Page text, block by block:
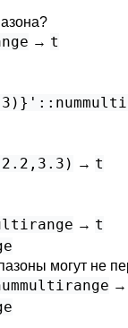
→ t
→ t
→ t
могут не
→